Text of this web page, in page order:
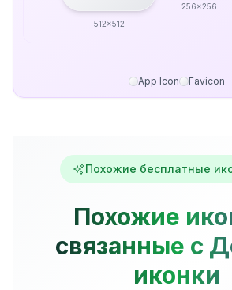
512x512
256x256
App Icon Favicon
Похожие бесплатные
Похожие
связанные с
иконки